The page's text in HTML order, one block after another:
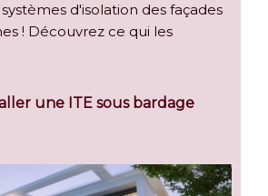
d'isolation des façades
! Découvrez ce qui les
une ITE sous bardage